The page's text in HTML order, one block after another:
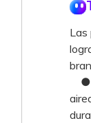
Las
●